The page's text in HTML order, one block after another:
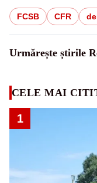
FCSB CFR
Urmărește știrile
CELE MAI
1